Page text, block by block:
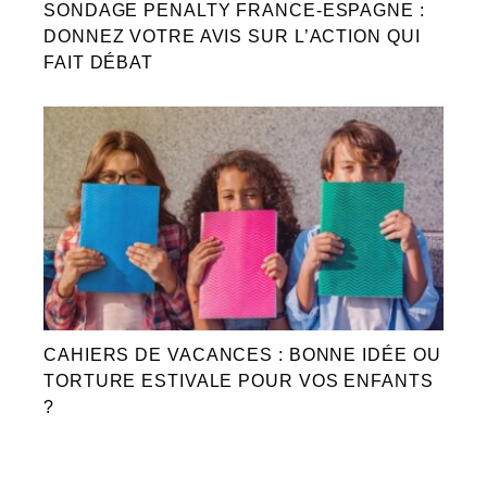
SONDAGE PENALTY FRANCE-ESPAGNE :
DONNEZ VOTRE AVIS SUR L’ACTION QUI
FAIT DÉBAT
CAHIERS DE VACANCES : BONNE IDÉE OU
TORTURE ESTIVALE POUR VOS ENFANTS
?